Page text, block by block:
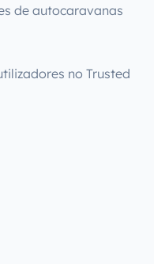
de autocaravanas
no Trusted